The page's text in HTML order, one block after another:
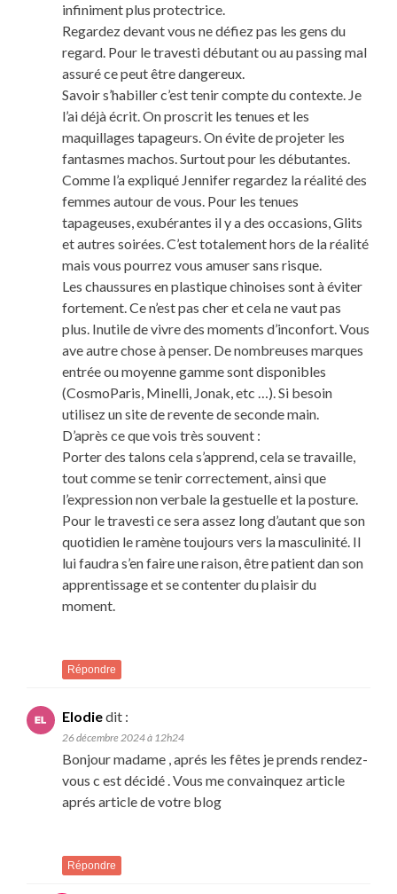
infiniment plus protectrice.
Regardez devant vous ne défiez pas les gens du
regard. Pour le travesti débutant ou au passing mal
assuré ce peut être dangereux.
Savoir s’habiller c’est tenir compte du contexte. Je
l’ai déjà écrit. On proscrit les tenues et les
maquillages tapageurs. On évite de projeter les
fantasmes machos. Surtout pour les débutantes.
Comme l’a expliqué Jennifer regardez la réalité des
femmes autour de vous. Pour les tenues
tapageuses, exubérantes il y a des occasions, Glits
et autres soirées. C’est totalement hors de la réalité
mais vous pourrez vous amuser sans risque.
Les chaussures en plastique chinoises sont à éviter
fortement. Ce n’est pas cher et cela ne vaut pas
plus. Inutile de vivre des moments d’inconfort. Vous
ave autre chose à penser. De nombreuses marques
entrée ou moyenne gamme sont disponibles
(CosmoParis, Minelli, Jonak, etc …). Si besoin
utilisez un site de revente de seconde main.
D’après ce que vois très souvent :
Porter des talons cela s’apprend, cela se travaille,
tout comme se tenir correctement, ainsi que
l’expression non verbale la gestuelle et la posture.
Pour le travesti ce sera assez long d’autant que son
quotidien le ramène toujours vers la masculinité. Il
lui faudra s’en faire une raison, être patient dan son
apprentissage et se contenter du plaisir du
moment.
Répondre
Elodiedit :
26 décembre 2024 à 12h24
Bonjour madame , aprés les fêtes je prends rendez-
vous c est décidé . Vous me convainquez article
aprés article de votre blog
Répondre